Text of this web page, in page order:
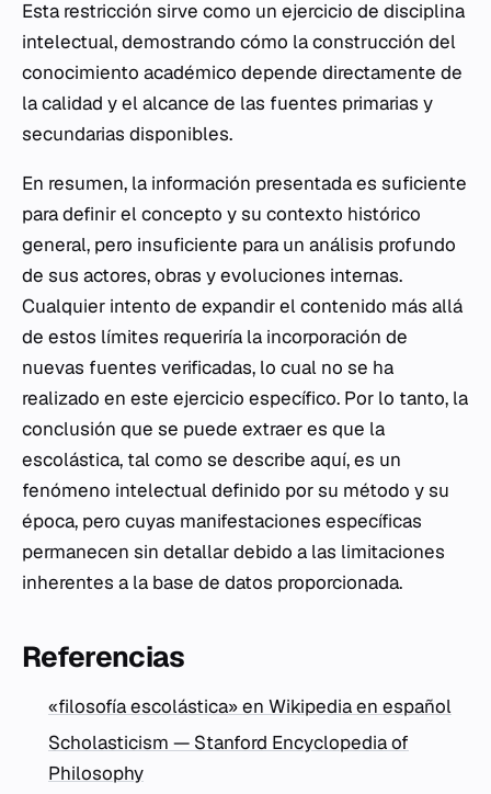
Esta restricción sirve como un ejercicio de disciplina
intelectual, demostrando cómo la construcción del
conocimiento académico depende directamente de
la calidad y el alcance de las fuentes primarias y
secundarias disponibles.
En resumen, la información presentada es suficiente
para definir el concepto y su contexto histórico
general, pero insuficiente para un análisis profundo
de sus actores, obras y evoluciones internas.
Cualquier intento de expandir el contenido más allá
de estos límites requeriría la incorporación de
nuevas fuentes verificadas, lo cual no se ha
realizado en este ejercicio específico. Por lo tanto, la
conclusión que se puede extraer es que la
escolástica, tal como se describe aquí, es un
fenómeno intelectual definido por su método y su
época, pero cuyas manifestaciones específicas
permanecen sin detallar debido a las limitaciones
inherentes a la base de datos proporcionada.
Referencias
«filosofía escolástica» en Wikipedia en español
Scholasticism — Stanford Encyclopedia of
Philosophy